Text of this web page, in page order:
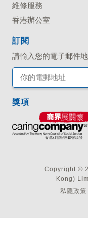
維修服務
香港辦公室
訂閱
請輸入您的電子郵件
獎項
Copyright ©
Kong)
私隱政策